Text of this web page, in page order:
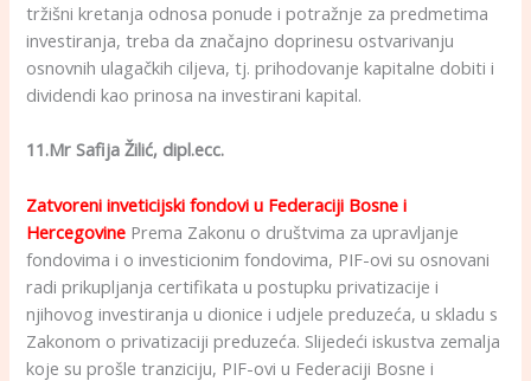
tržišni kretanja odnosa ponude i potražnje za predmetima
investiranja, treba da značajno doprinesu ostvarivanju
osnovnih ulagačkih ciljeva, tj. prihodovanje kapitalne dobiti i
dividendi kao prinosa na investirani kapital.
11.Mr Safija Žilić, dipl.ecc.
Zatvoreni inveticijski fondoviu Federaciji Bosne i
Hercegovine Prema Zakonu o društvima za upravljanje
fondovima i o investicionim fondovima, PIF-ovi su osnovani
radi prikupljanja certifikata u postupku privatizacije i
njihovog investiranja u dionice i udjele preduzeća, u skladu s
Zakonom o privatizaciji preduzeća. Slijedeći iskustva zemalja
koje su prošle tranziciju, PIF-ovi u Federaciji Bosne i